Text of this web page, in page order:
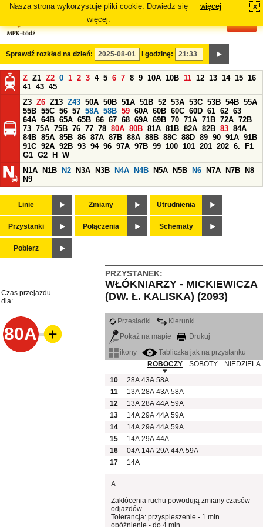
Nasza strona wykorzystuje pliki cookie. Dowiedz się
więcej.
więcej x
Sprawdź rozkład na dzień: i godzinę:
Z Z1 Z2 0 1 2 3 4 5 6 7 8 9 10A 10B 11 12 13 14 15 16
41 43 45
Z3 Z6 Z13 Z43 50A 50B 51A 51B 52 53A 53C 53B 54B 55A
55B 55C 56 57 58A 58B 59 60A 60B 60C 60D 61 62 63
64A 64B 65A 65B 66 67 68 69A 69B 70 71A 71B 72A 72B
73 75A 75B 76 77 78 80A 80B 81A 81B 82A 82B 83 84A
84B 85A 85B 86 87A 87B 88A 88B 88C 88D 89 90 91A 91B
91C 92A 92B 93 94 96 97A 97B 99 100 101 201 202 6.
F1
G1 G2 H
W
N1A
N1B N2 N3A N3B N4A N4B N5A N5B N6 N7A N7B
N8
N9
Linie Zmiany Utrudnienia
Przystanki Połączenia Schematy
Pobierz
PRZYSTANEK:
WŁÓKNIARZY - MICKIEWICZA
(DW. Ł. KALISKA) (2093)
Czas przejazdu
dla:
80A
Przesiadki
Kierunki
Pokaż na mapie
Drukuj
ikony
Tabliczka jak na przystanku
ROBOCZY
SOBOTY
NIEDZIELA
10
28A 43A 58A
11
13A 28A 43A 58A
12
13A 28A 44A 59A
13
14A 29A 44A 59A
14
14A 29A 44A 59A
15
14A 29A 44A
16
04A 14A 29A 44A 59A
17
14A
A
Zakłócenia ruchu powodują zmiany czasów
odjazdów
Tolerancja: przyspieszenie - 1 min.
opóźnienie - do 4 min.